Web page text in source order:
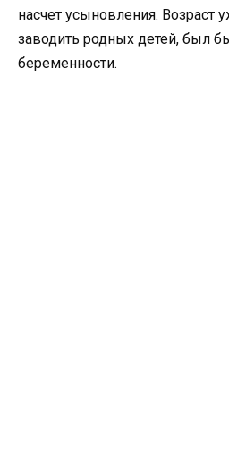
насчет усыновления. Возраст
заводить родных детей, был
беременности.